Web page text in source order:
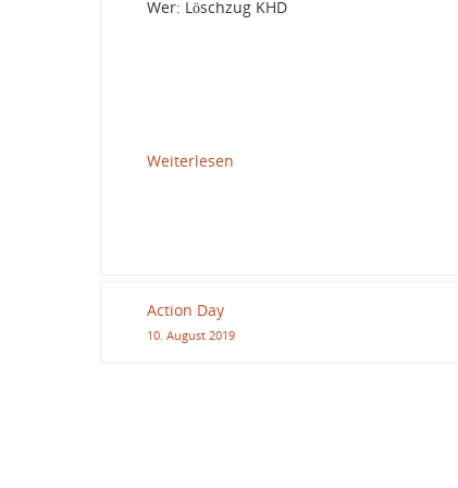
Wer: Löschzug KHD
Weiterlesen
Action Day
10. August 2019